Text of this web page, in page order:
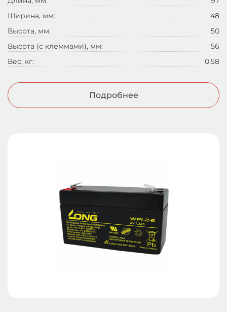
Ширина, мм:
48
Высота, мм:
50
Высота (с клеммами), мм:
56
Вес, кг:
0.58
Подробнее